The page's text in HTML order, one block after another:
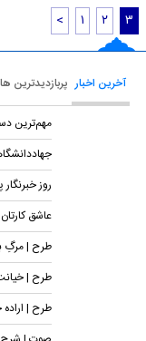
< ۱ ۲ ۳
آخرین اخبار پربازدیدترین ها
مهم‌ترین
روز
عاشق
طرح | مرگِ
طرح |
طرح | اراده